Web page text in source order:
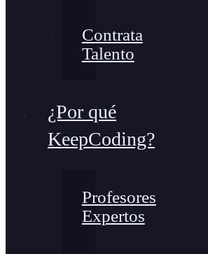
Contrata
Talento
¿Por qué
KeepCoding?
Profesores
Expertos